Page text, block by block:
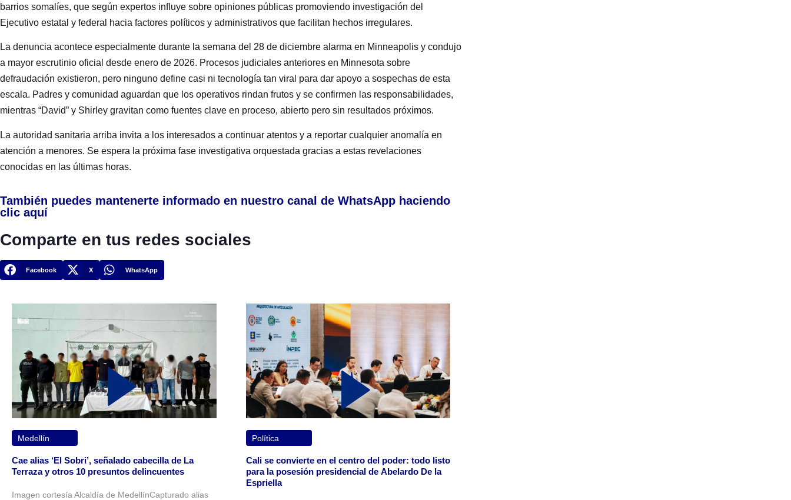
barrios somalíes, que según expertos influye sobre opiniones públicas promoviendo investigación del
Ejecutivo estatal y federal hacia factores políticos y administrativos que facilitan hechos irregulares.
La denuncia acontece especialmente durante la semana del 28 de diciembre alarma en Minneapolis y condujo
a mayor escrutinio oficial desde enero de 2026. Procesos judiciales anteriores en Minnesota sobre
defraudación existieron, pero ninguno define casi ni tecnología tan viral para dar apoyo a sospechas de esta
escala. Padres y comunidad aguardan que los operativos rindan frutos y se confirmen las responsabilidades,
mientras “David” y Shirley gravitan como fuentes clave en proceso, abierto pero sin resultados próximos.
La autoridad sanitaria arriba invita a los interesados a continuar atentos y a reportar cualquier anomalía en
atención a menores. Se espera la próxima fase investigativa orquestada gracias a estas revelaciones
conocidas en las últimas horas.
También puedes mantenerte informado en nuestro canal de WhatsApp haciendo
clic aquí
Comparte en tus redes sociales
Facebook X WhatsApp
Medellín
Cae alias ‘El Sobri’, señalado cabecilla de La
Terraza y otros 10 presuntos delincuentes
Imagen cortesía Alcaldía de MedellínCapturado alias
Política
Cali se convierte en el centro del poder: todo listo
para la posesión presidencial de Abelardo De la
Espriella